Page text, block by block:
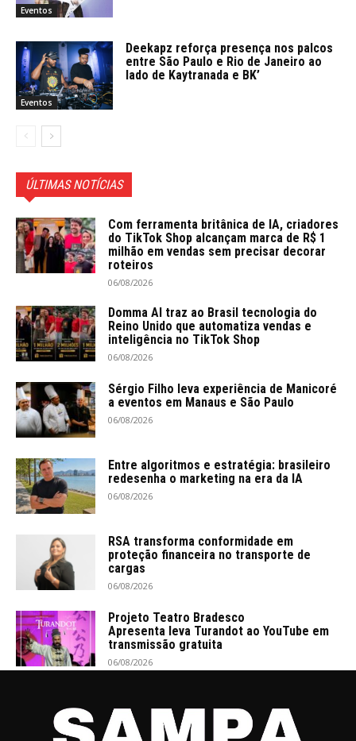
Eventos
Eventos
Deekapz reforça presença nos palcos
entre São Paulo e Rio de Janeiro ao
lado de Kaytranada e BK’
ÚLTIMAS NOTÍCIAS
Com ferramenta britânica de IA, criadores
do TikTok Shop alcançam marca de R$ 1
milhão em vendas sem precisar decorar
roteiros
06/08/2026
Domma AI traz ao Brasil tecnologia do
Reino Unido que automatiza vendas e
inteligência no TikTok Shop
06/08/2026
Sérgio Filho leva experiência de Manicoré
a eventos em Manaus e São Paulo
06/08/2026
Entre algoritmos e estratégia: brasileiro
redesenha o marketing na era da IA
06/08/2026
RSA transforma conformidade em
proteção financeira no transporte de
cargas
06/08/2026
Projeto Teatro Bradesco
Apresenta leva Turandot ao YouTube em
transmissão gratuita
06/08/2026